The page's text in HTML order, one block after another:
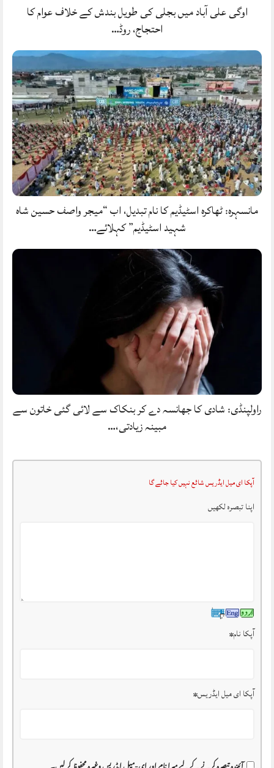
اوگی علی آباد میں بجلی کی طویل بندش کے خلاف عوام کا
احتجاج، روڈ…
مانسہرہ: ٹھاکرہ اسٹیڈیم کا نام تبدیل، اب “میجر واصف حسین شاہ
شہید اسٹیڈیم” کہلائے…
راولپنڈی: شادی کا جھانسہ دے کر بنکاک سے لائی گئی خاتون سے
مبینہ زیادتی،…
آپکا ای میل ایڈریس شائع نہیں کیا جائے گا
اپنا تبصرہ لکھیں
آپکا نام*
آپکا ای میل ایڈریس*